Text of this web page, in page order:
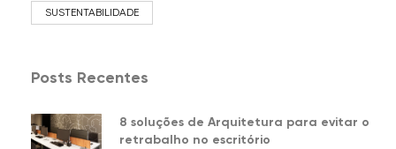
SUSTENTABILIDADE
Posts Recentes
8 soluções de Arquitetura para evitar o
retrabalho no escritório